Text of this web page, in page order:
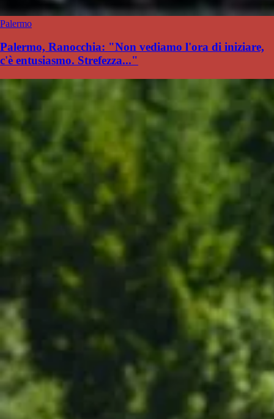
Palermo
Palermo, Ranocchia: "Non vediamo l'ora di iniziare,
c'è entusiasmo. Strefezza..."